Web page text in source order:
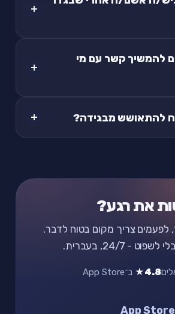
להמשיך קשר עם מי
להתאושש מבגידה?
את רגע?
לפעמים צריך מקום בטוח לדבר.
- 24/7, בעברית.
4.8★
ב־App Store